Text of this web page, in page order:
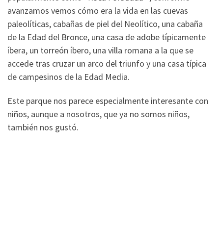
avanzamos vemos cómo era la vida en las cuevas
paleolíticas, cabañas de piel del Neolítico, una cabaña
de la Edad del Bronce, una casa de adobe típicamente
íbera, un torreón íbero, una villa romana a la que se
accede tras cruzar un arco del triunfo y una casa típica
de campesinos de la Edad Media.
Este parque nos parece especialmente interesante con
niños, aunque a nosotros, que ya no somos niños,
también nos gustó.